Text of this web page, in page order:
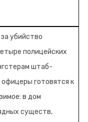
убийство
полицейских
штаб-
готовятся к
в дом
существ,